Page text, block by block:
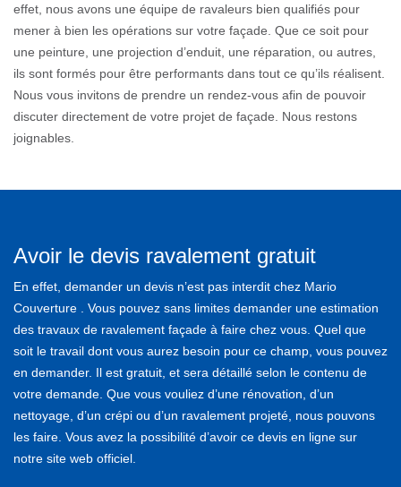
effet, nous avons une équipe de ravaleurs bien qualifiés pour
mener à bien les opérations sur votre façade. Que ce soit pour
une peinture, une projection d’enduit, une réparation, ou autres,
ils sont formés pour être performants dans tout ce qu’ils réalisent.
Nous vous invitons de prendre un rendez-vous afin de pouvoir
discuter directement de votre projet de façade. Nous restons
joignables.
Avoir le devis ravalement gratuit
En effet, demander un devis n’est pas interdit chez Mario
Couverture . Vous pouvez sans limites demander une estimation
des travaux de ravalement façade à faire chez vous. Quel que
soit le travail dont vous aurez besoin pour ce champ, vous pouvez
en demander. Il est gratuit, et sera détaillé selon le contenu de
votre demande. Que vous vouliez d’une rénovation, d’un
nettoyage, d’un crépi ou d’un ravalement projeté, nous pouvons
les faire. Vous avez la possibilité d’avoir ce devis en ligne sur
notre site web officiel.